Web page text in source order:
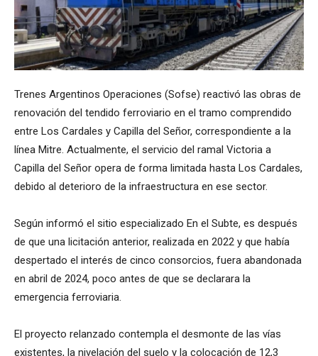
Trenes Argentinos Operaciones (Sofse) reactivó las obras de
renovación del tendido ferroviario en el tramo comprendido
entre Los Cardales y Capilla del Señor, correspondiente a la
línea Mitre. Actualmente, el servicio del ramal Victoria a
Capilla del Señor opera de forma limitada hasta Los Cardales,
debido al deterioro de la infraestructura en ese sector.
Según informó el sitio especializado En el Subte, es después
de que una licitación anterior, realizada en 2022 y que había
despertado el interés de cinco consorcios, fuera abandonada
en abril de 2024, poco antes de que se declarara la
emergencia ferroviaria.
El proyecto relanzado contempla el desmonte de las vías
existentes, la nivelación del suelo y la colocación de 12,3